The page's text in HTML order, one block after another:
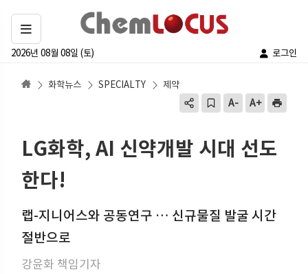
2026년 08월 08일 (토) 로그인
화학뉴스 SPECIALTY 제약
LG화학, AI 신약개발 시대 선도
한다!
랩-지니어스와 공동연구 … 신규물질 발굴 시간
절반으로
강윤화 책임기자